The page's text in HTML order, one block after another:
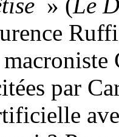
par